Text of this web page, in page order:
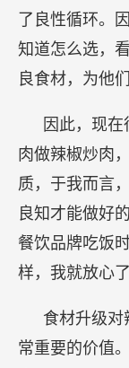
了良性循环。
知道怎么选，
良食材，为他
因此，现
肉做辣椒炒肉
质，于我而言
良知才能做好
餐饮品牌吃饭
样，我就放心了
食材升级
常重要的价值